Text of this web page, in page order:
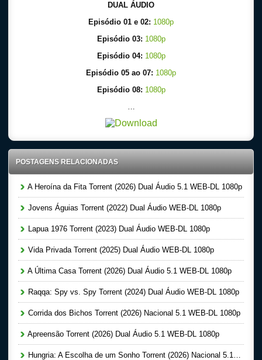
DUAL ÁUDIO
Episódio 01 e 02: 1080p
Episódio 03: 1080p
Episódio 04: 1080p
Episódio 05 ao 07: 1080p
Episódio 08: 1080p
…
POSTAGENS RELACIONADAS
A Heroína da Fita Torrent (2026) Dual Áudio 5.1 WEB-DL 1080p
Jovens Águias Torrent (2022) Dual Áudio WEB-DL 1080p
Lapua 1976 Torrent (2023) Dual Áudio WEB-DL 1080p
Vida Privada Torrent (2025) Dual Áudio WEB-DL 1080p
A Última Casa Torrent (2026) Dual Áudio 5.1 WEB-DL 1080p
Raqqa: Spy vs. Spy Torrent (2024) Dual Áudio WEB-DL 1080p
Corrida dos Bichos Torrent (2026) Nacional 5.1 WEB-DL 1080p
Apreensão Torrent (2026) Dual Áudio 5.1 WEB-DL 1080p
Hungria: A Escolha de um Sonho Torrent (2026) Nacional 5.1 WEB-DL 1080p